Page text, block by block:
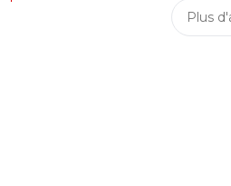
Plus